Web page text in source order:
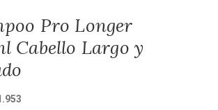
Pro Longer
Cabello Largo y